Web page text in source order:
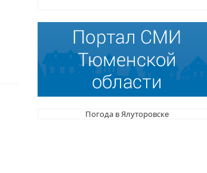
Погода в Ялуторовске